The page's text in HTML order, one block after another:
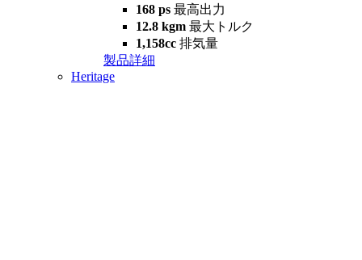
168 ps 最高出力
12.8 kgm 最大トルク
1,158cc 排気量
製品詳細
Heritage